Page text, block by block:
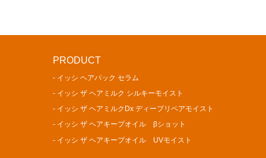
PRODUCT
- イッシ ヘアパック セラム
- イッシ ザ ヘアミルク シルキーモイスト
- イッシ ザ ヘアミルクDx ディープリペアモイスト
- イッシ ザ ヘアキープオイル βショット
- イッシ ザ ヘアキープオイル UVモイスト